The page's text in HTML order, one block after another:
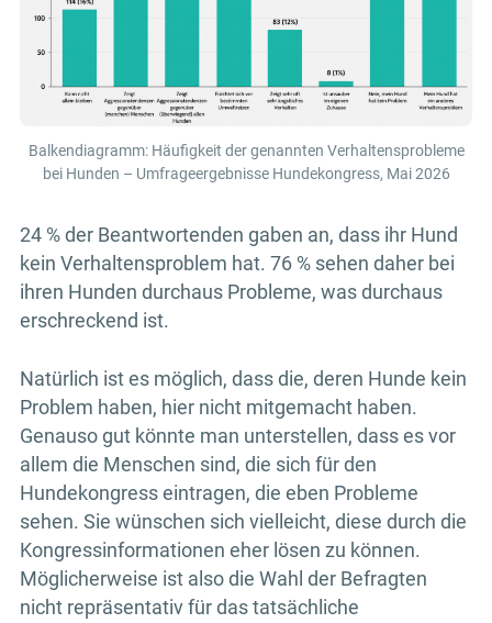
Balkendiagramm: Häufigkeit der genannten Verhaltensprobleme
bei Hunden – Umfrageergebnisse Hundekongress, Mai 2026
24 % der Beantwortenden gaben an, dass ihr Hund
kein Verhaltensproblem hat. 76 % sehen daher bei
ihren Hunden durchaus Probleme, was durchaus
erschreckend ist.
Natürlich ist es möglich, dass die, deren Hunde kein
Problem haben, hier nicht mitgemacht haben.
Genauso gut könnte man unterstellen, dass es vor
allem die Menschen sind, die sich für den
Hundekongress eintragen, die eben Probleme
sehen. Sie wünschen sich vielleicht, diese durch die
Kongressinformationen eher lösen zu können.
Möglicherweise ist also die Wahl der Befragten
nicht repräsentativ für das tatsächliche